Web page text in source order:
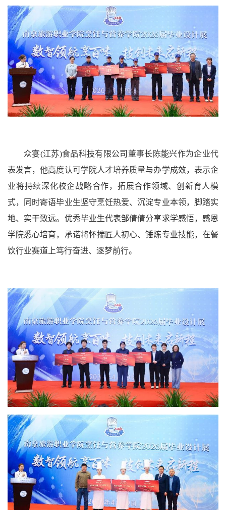
众宴(江苏)食品科技有限公司董事长陈能兴作为企业代
表发言，他高度认可学院人才培养质量与办学成效，表示企
业将持续深化校企战略合作，拓展合作领域、创新育人模
式，同时寄语毕业生坚守烹饪热爱、沉淀专业本领，脚踏实
地、实干致远。优秀毕业生代表邹倩倩分享求学感悟，感恩
学院悉心培育，承诺将怀揣匠人初心、锤炼专业技能，在餐
饮行业赛道上笃行奋进、逐梦前行。